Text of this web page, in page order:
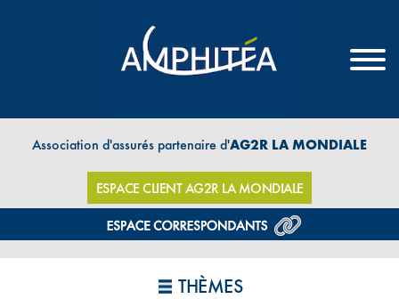
Association d'assurés partenaire d'AG2R LA MONDIALE
ESPACE CLIENT AG2R LA MONDIALE
THÈMES